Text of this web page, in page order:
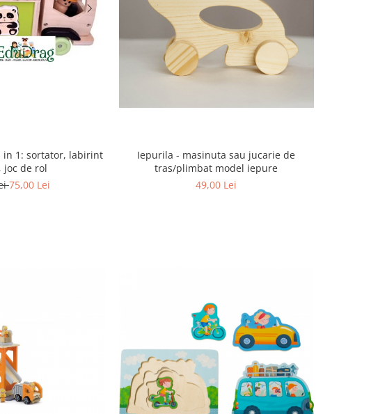
in 1: sortator, labirint
joc de rol
75,00 Lei
Iepurila - masinuta sau jucarie de
tras/plimbat model iepure
49,00 Lei